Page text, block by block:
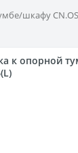
шкафу
к опорной